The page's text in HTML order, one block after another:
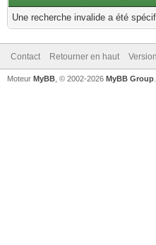
Une recherche invalide a été
Contact Retourner en haut
Moteur MyBB , © 2002-2026 MyBB Group